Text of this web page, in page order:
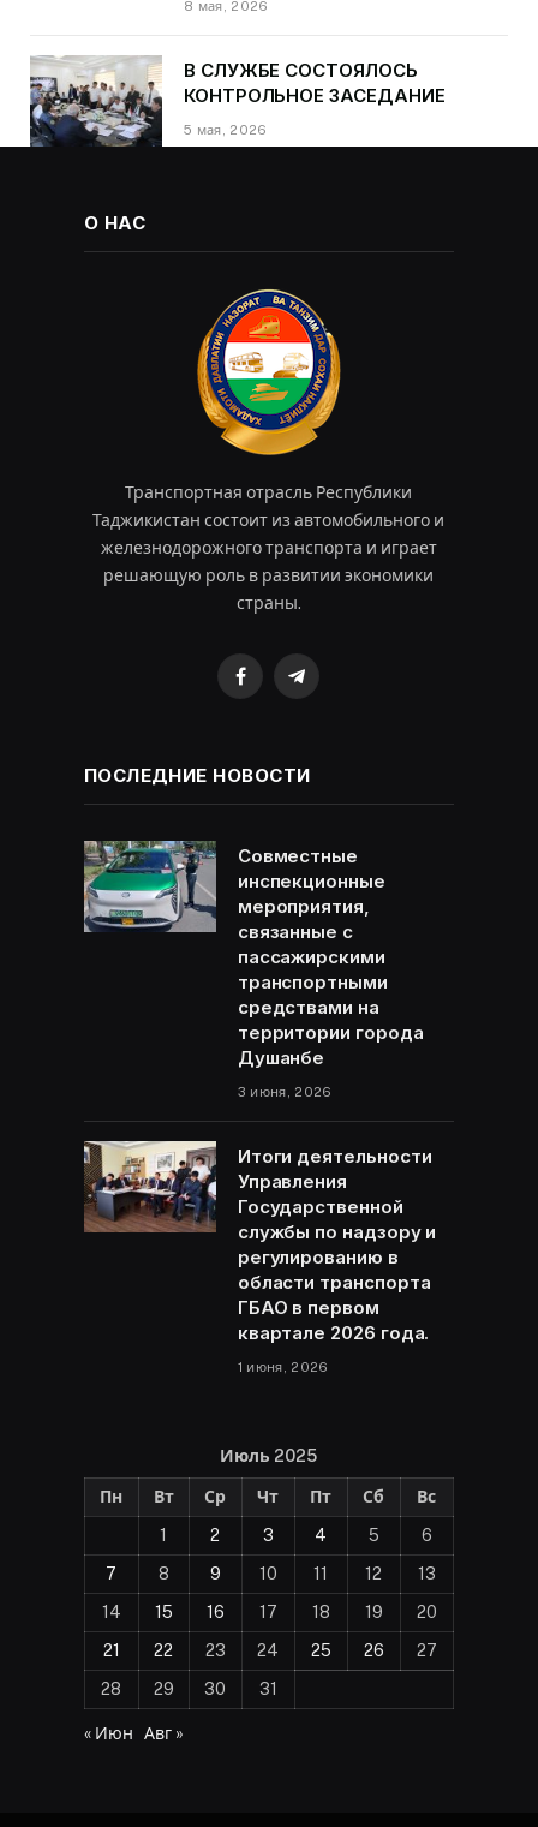
8 мая, 2026
В СЛУЖБЕ СОСТОЯЛОСЬ
КОНТРОЛЬНОЕ ЗАСЕДАНИЕ
5 мая, 2026
О НАС
Транспортная отрасль Республики
Таджикистан состоит из автомобильного и
железнодорожного транспорта и играет
решающую роль в развитии экономики
страны.
FacebookTelegram
ПОСЛЕДНИЕ НОВОСТИ
Совместные
инспекционные
мероприятия,
связанные с
пассажирскими
транспортными
средствами на
территории города
Душанбе
3 июня, 2026
Итоги деятельности
Управления
Государственной
службы по надзору и
регулированию в
области транспорта
ГБАО в первом
квартале 2026 года.
1 июня, 2026
Июль 2025
Пн Вт Ср Чт Пт Сб
Вс
1
2 3 4 5
6
7
8 9 10 11 12
13
14
15 16 17 18 19
20
21
22 23 24 25 26
27
28
29 30 31
« Июн Авг »